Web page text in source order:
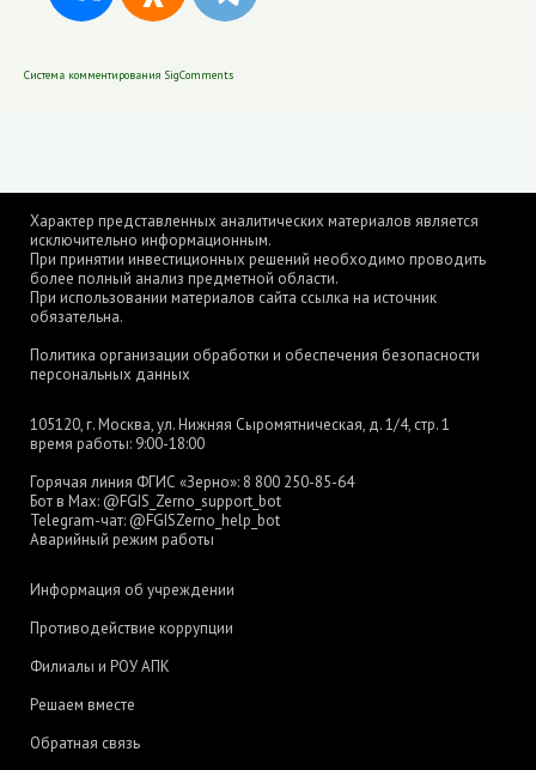
Система комментирования SigComments
Характер представленных аналитических материалов является
исключительно информационным.
При принятии инвестиционных решений необходимо проводить
более полный анализ предметной области.
При использовании материалов сайта ссылка на источник
обязательна.
Политика организации обработки и обеспечения безопасности
персональных данных
105120, г. Москва, ул. Нижняя Сыромятническая, д. 1/4, стр. 1
время работы: 9:00-18:00
Горячая линия ФГИС «Зерно»: 8 800 250-85-64
Бот в Max: @FGIS_Zerno_support_bot
Telegram-чат: @FGISZerno_help_bot
Аварийный режим работы
Информация об учреждении
Противодействие коррупции
Филиалы и РОУ АПК
Решаем вместе
Обратная связь